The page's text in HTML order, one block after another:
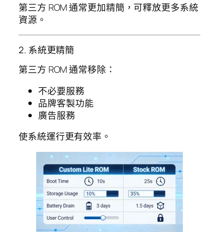
第三方 ROM 通常更加精簡，可釋放更多系統
資源。
2. 系統更精簡
第三方 ROM 通常移除：
不必要服務
品牌客製功能
廣告服務
使系統運行更有效率。